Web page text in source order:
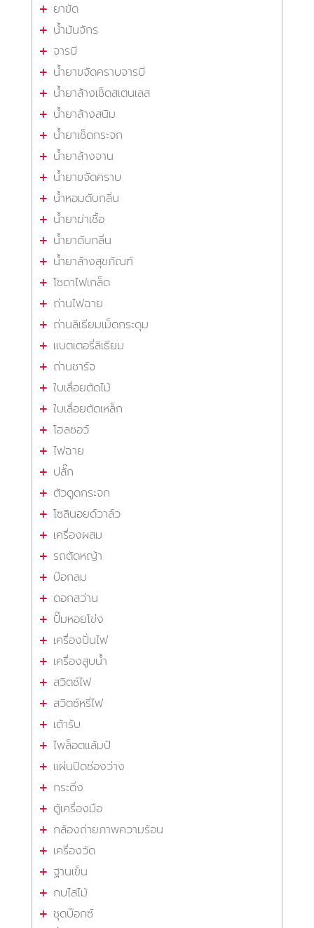
ยาขัด
น้ำมันจักร
จารบี
น้ำยาขจัดคราบจารบี
น้ำยาล้างเช็ดสเตนเลส
น้ำยาล้างสนิม
น้ำยาเช็ดกระจก
น้ำยาล้างจาน
น้ำยาขจัดคราบ
น้ำหอมดับกลิ่น
น้ำยาฆ่าเชื้อ
น้ำยาดับกลิ่น
น้ำยาล้างสุขภัณฑ์
โซดาไฟเกล็ด
ถ่านไฟฉาย
ถ่านลิเธียมเม็ดกระดุม
แบตเตอรี่ลิเธียม
ถ่านชาร์จ
ใบเลื่อยตัดไม้
ใบเลื่อยตัดเหล็ก
โฮลซอว์
ไฟฉาย
ปลั๊ก
ตัวดูดกระจก
โซลินอยด์วาล์ว
เครื่องผสม
รถตัดหญ้า
บ๊อกลม
ดอกสว่าน
ปั๊มหอยโข่ง
เครื่องปั่นไฟ
เครื่องสูบน้ำ
สวิตซ์ไฟ
สวิตซ์หรี่ไฟ
เต้ารับ
ไพล็อตแล้มป์
แผ่นปิดช่องว่าง
กระดิ่ง
ตู้เครื่องมือ
กล้องถ่ายภาพความร้อน
เครื่องวัด
ฐานเข็น
กบไสไม้
ชุดบ๊อกซ์